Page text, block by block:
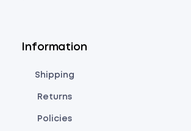
Information
Shipping
Returns
Policies